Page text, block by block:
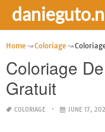
Home Coloriage
Coloriage
Gratuit
COLORIAGE JUNE 17,